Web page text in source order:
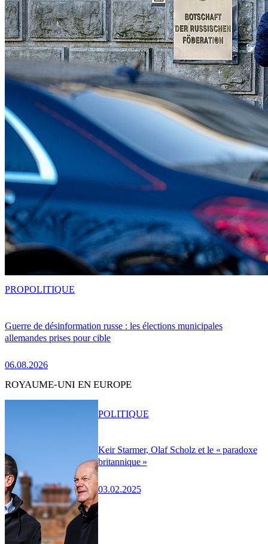
Guerre de désinformation russe : les élections municipales
allemandes prises pour cible
06.08.2026
PROPOLITIQUE
ROYAUME-UNI EN EUROPE
Keir Starmer, Olaf Scholz et le « paradoxe
britannique »
03.02.2025
POLITIQUE